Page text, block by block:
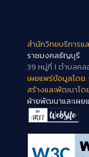
สำนักวิทยบริการแ
ราชมงคลธัญบุรี
39 หมู่ที่ 1 ตำบลค
เผยแพร่ข้อมูลโดย.
สร้างและพัฒนาโด
ฝ่ายพัฒนาและเผย